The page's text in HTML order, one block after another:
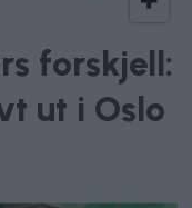
forskjell:
ut i Oslo